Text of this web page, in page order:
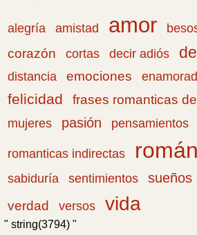
alegría amistad amor
corazón
cortas decir adiós
distancia emociones
felicidad frases romanticas
mujeres
pasión pensamientos
romanticas indirectas
sabiduría sentimientos sueños
verdad
versos vida
" string(3794) "